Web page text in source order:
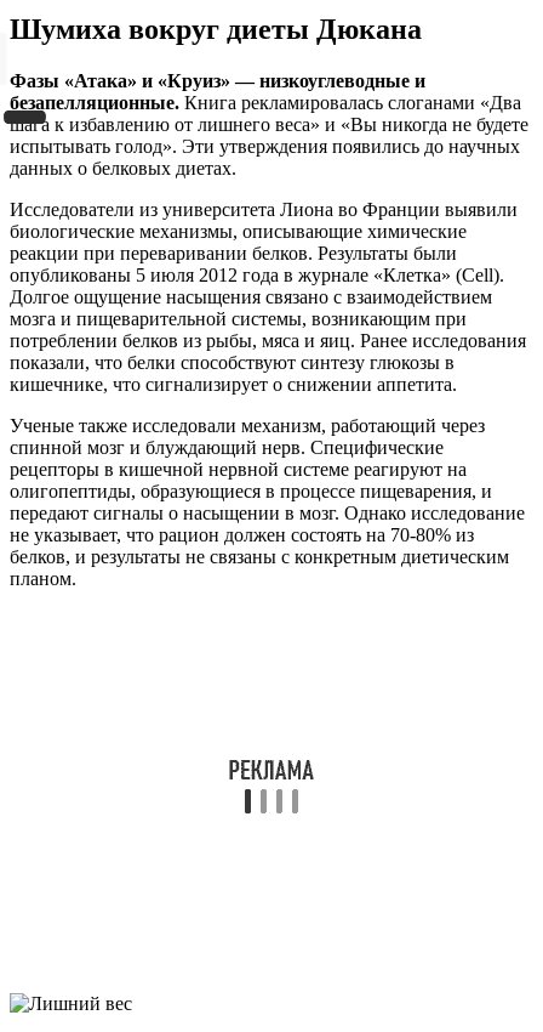
Шумиха вокруг диеты Дюкана
Фазы «Атака» и «Круиз» — низкоуглеводные и
безапелляционные. Книга рекламировалась слоганами «Два
шага к избавлению от лишнего веса» и «Вы никогда не будете
испытывать голод». Эти утверждения появились до научных
данных о белковых диетах.
Исследователи из университета Лиона во Франции выявили
биологические механизмы, описывающие химические
реакции при переваривании белков. Результаты были
опубликованы 5 июля 2012 года в журнале «Клетка» (Cell).
Долгое ощущение насыщения связано с взаимодействием
мозга и пищеварительной системы, возникающим при
потреблении белков из рыбы, мяса и яиц. Ранее исследования
показали, что белки способствуют синтезу глюкозы в
кишечнике, что сигнализирует о снижении аппетита.
Ученые также исследовали механизм, работающий через
спинной мозг и блуждающий нерв. Специфические
рецепторы в кишечной нервной системе реагируют на
олигопептиды, образующиеся в процессе пищеварения, и
передают сигналы о насыщении в мозг. Однако исследование
не указывает, что рацион должен состоять на 70-80% из
белков, и результаты не связаны с конкретным диетическим
планом.